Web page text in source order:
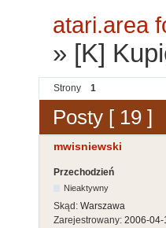
atari.area
» [K]
Strony 1
Posty [ 19 ]
mwisniewski
Przechodzień
Nieaktywny
Skąd: Warszawa
Zarejestrowany: 2006-04-